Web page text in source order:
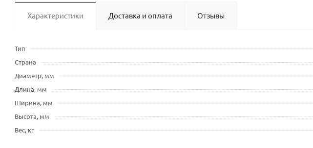
Характеристики Доставка и оплата Отзывы
Тип
Страна
Диаметр, мм
Длина, мм
Ширина, мм
Высота, мм
Вес, кг